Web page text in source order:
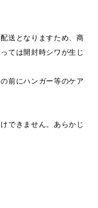
送となりますため、商
ては開封時シワが生じ
前にハンガー等のケア
できません。あらかじ